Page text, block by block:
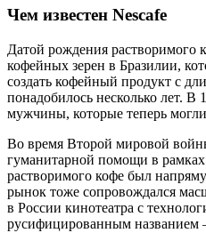
Чем известен Nescafe
Датой рождения растворимого
кофейных зерен в Бразилии,
создать кофейный продукт с
понадобилось несколько лет. В
мужчины, которые теперь могли
Во время Второй мировой
гуманитарной помощи в
растворимого кофе был
рынок тоже сопровождался
в России кинотеатра с
русифицированным названием